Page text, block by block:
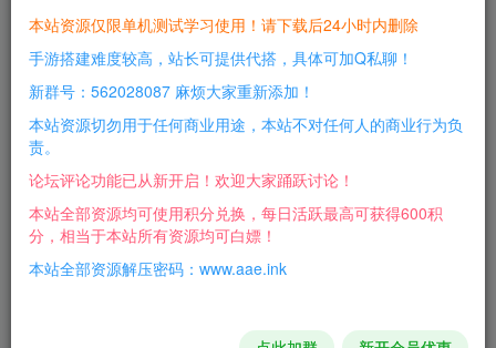
每日活跃最高可获得600积分！所有资源可以使用
积分免费兑换！
游戏介绍：
2.删除端内看到的广告。我看到的都删除了。没看到的不知
道。整理端内杂七杂八无用的文件。搞干净一点舒服
4.开区清理增加一个打怪货币脚本。需要的自己覆盖，改改
本站资源仅限单机测试学习使用！请下载后24小时内删除
手游搭建难度较高，站长可提供代搭，具体可加Q私聊！
新群号：562028087 麻烦大家重新添加！
本站资源切勿用于任何商业用途，本站不对任何人的商业行为负
责。
论坛评论功能已从新开启！欢迎大家踊跃讨论！
本站全部资源均可使用积分兑换，每日活跃最高可获得600积
分，相当于本站所有资源均可白嫖！
本站全部资源解压密码：www.aae.ink